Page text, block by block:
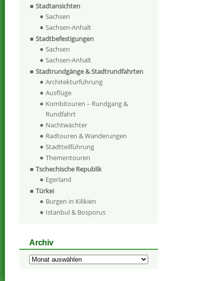
Stadtansichten
Sachsen
Sachsen-Anhalt
Stadtbefestigungen
Sachsen
Sachsen-Anhalt
Stadtrundgänge & Stadtrundfahrten
Architekturführung
Ausflüge
Kombitouren – Rundgang &
Rundfahrt
Nachtwächter
Radtouren & Wanderungen
Stadtteilführung
Thementouren
Tschechische Republik
Egerland
Türkei
Burgen in Kilikien
Istanbul & Bosporus
Archiv
Archiv